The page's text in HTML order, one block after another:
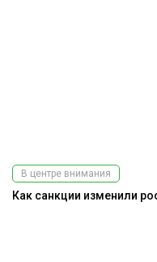
В центре внимания
Как санкции изменили